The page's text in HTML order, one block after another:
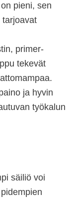
pieni, sen
tarjoavat
primer-
tekevät
ja hyvin
työkalun
säiliö voi